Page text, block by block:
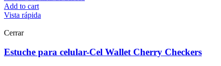
Add to cart
Vista rápida
Cerrar
Estuche para celular-Cel Wallet Cherry Checkers